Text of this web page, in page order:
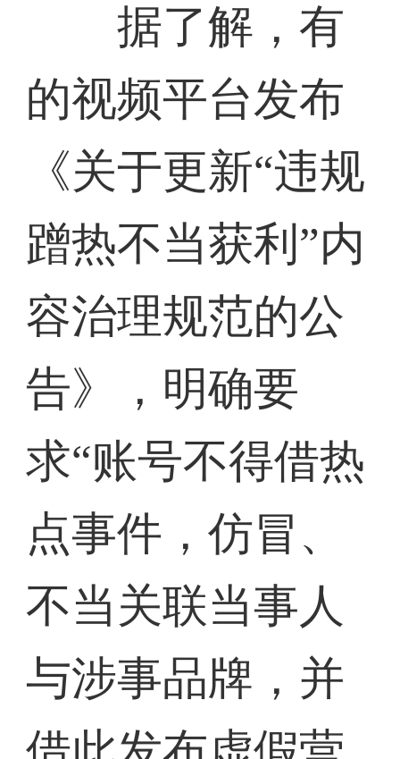
据了解，有
的视频平台发布
《关于更新“违规
蹭热不当获利”内
容治理规范的公
告》，明确要
求“账号不得借热
点事件，仿冒、
不当关联当事人
与涉事品牌，并